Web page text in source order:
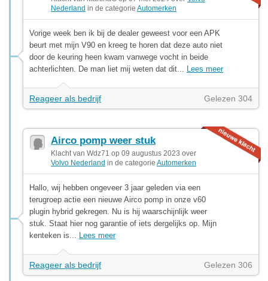
Nederland in de categorie Automerken
Vorige week ben ik bij de dealer geweest voor een APK
beurt met mijn V90 en kreeg te horen dat deze auto niet
door de keuring heen kwam vanwege vocht in beide
achterlichten. De man liet mij weten dat dit... Lees meer
Reageer als bedrijf Gelezen 304
Airco pomp weer stuk
Klacht van Wdz71 op 09 augustus 2023 over
Volvo Nederland in de categorie Automerken
Hallo, wij hebben ongeveer 3 jaar geleden via een
terugroep actie een nieuwe Airco pomp in onze v60
plugin hybrid gekregen. Nu is hij waarschijnlijk weer
stuk. Staat hier nog garantie of iets dergelijks op. Mijn
kenteken is... Lees meer
Reageer als bedrijf Gelezen 306